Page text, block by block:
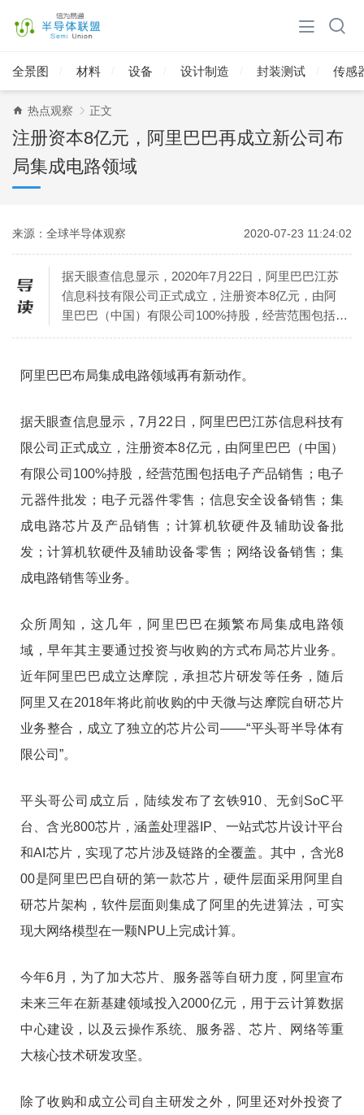
全景图 材料 设备 设计制造 封装测试 传感
热点观察 正文
注册资本8亿元，阿里巴巴再成立新公司布
局集成电路领域
来源：全球半导体观察 2020-07-23 11:24:02
据天眼查信息显示，2020年7月22日，阿里巴巴江苏
信息科技有限公司正式成立，注册资本8亿元，由阿
里巴巴（中国）有限公司100%持股，经营范围包括电
子产品销售；电子元器件批发；电
阿里巴巴布局集成电路领域再有新动作。
据天眼查信息显示，7月22日，阿里巴巴江苏信息科技有
限公司正式成立，注册资本8亿元，由阿里巴巴（中国）
有限公司100%持股，经营范围包括电子产品销售；电子
元器件批发；电子元器件零售；信息安全设备销售；集
成电路芯片及产品销售；计算机软硬件及辅助设备批
发；计算机软硬件及辅助设备零售；网络设备销售；集
成电路销售等业务。
众所周知，这几年，阿里巴巴在频繁布局集成电路领
域，早年其主要通过投资与收购的方式布局芯片业务。
近年阿里巴巴成立达摩院，承担芯片研发等任务，随后
阿里又在2018年将此前收购的中天微与达摩院自研芯片
业务整合，成立了独立的芯片公司——“平头哥半导体有
限公司”。
平头哥公司成立后，陆续发布了玄铁910、无剑SoC平
台、含光800芯片，涵盖处理器IP、一站式芯片设计平台
和AI芯片，实现了芯片涉及链路的全覆盖。其中，含光8
00是阿里巴巴自研的第一款芯片，硬件层面采用阿里自
研芯片架构，软件层面则集成了阿里的先进算法，可实
现大网络模型在一颗NPU上完成计算。
今年6月，为了加大芯片、服务器等自研力度，阿里宣布
未来三年在新基建领域投入2000亿元，用于云计算数据
中心建设，以及云操作系统、服务器、芯片、网络等重
大核心技术研发攻坚。
除了收购和成立公司自主研发之外，阿里还对外投资了